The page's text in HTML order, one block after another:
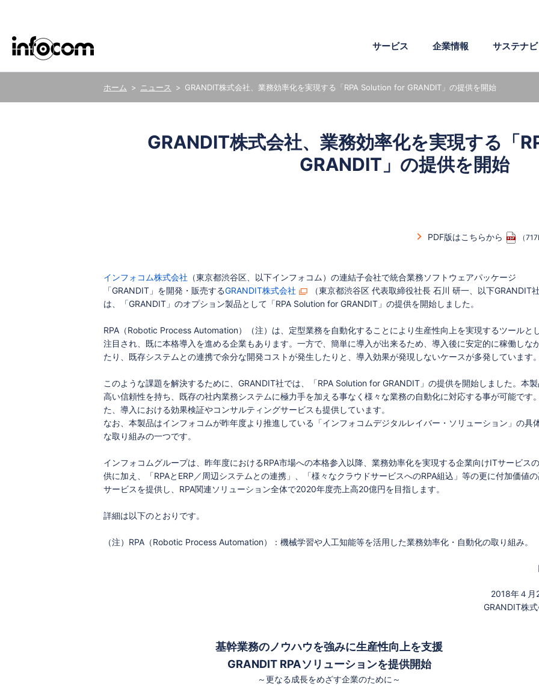
ニュース GRANDIT株式会社、業務効率化を実現する「RPA Solution for GRANDIT」の提供を開始
GRANDIT株式会社、業務効率化を実現する「
GRANDIT」の提供を開始
PDF版はこちらから （
インフォコム株式会社 （東京都渋谷区、以下インフォコム）の連結子会社で統合業務ソフトウェアパッケージ
「GRANDIT」を開発・販売するGRANDIT株式会社
（東京都渋谷区 代表取締役社長 石川 研一、以下GRANDIT
は、「GRANDIT」のオプション製品として「RPA Solution for GRANDIT」の提供を開始しました。
RPA（Robotic Process Automation）（注）は、定型業務を自動化することにより生産性向上を実現するツールと
注目され、既に本格導入を進める企業もあります。一方で、簡単に導入が出来るため、導入後に安定的に稼働しな
たり、既存システムとの連携で余分な開発コストが発生したりと、導入効果が発現しないケースが多発しています
このような課題を解決するために、GRANDIT社では、「RPA Solution for GRANDIT」の提供を開始しました。本
高い信頼性を持ち、既存の社内業務システムに極力手を加える事なく様々な業務の自動化に対応する事が可能です
た、導入における効果検証やコンサルティングサービスも提供しています。
なお、本製品はインフォコムが昨年度より推進している「インフォコムデジタルレイバー・ソリューション」の具
な取り組みの一つです。
インフォコムグループは、昨年度におけるRPA市場への本格参入以降、業務効率化を実現する企業向けITサービス
供に加え、「RPAとERP／周辺システムとの連携」、「様々なクラウドサービスへのRPA組込」等の更に付加価値
サービスを提供し、RPA関連ソリューション全体で2020年度売上高20億円を目指します。
詳細は以下のとおりです。
（注）RPA（Robotic Process Automation）：機械学習や人工知能等を活用した業務効率化・自動化の取り組み。
2018年４月
GRANDIT株
基幹業務のノウハウを強みに生産性向上を支援
GRANDIT RPAソリューションを提供開始
～更なる成長をめざす企業のために～
サービス
医療 医薬・製薬 AI・IoT・ビッグデータ
企業情報
ごあいさつ 企業理念 会社概要
グループ会社 沿革 組織図
サステナ
サステナビリティ基本方針 環境 社会
サステナビリティデータ 社外からの評価
新卒・キャリア採用 ワークスタイル 成長支援